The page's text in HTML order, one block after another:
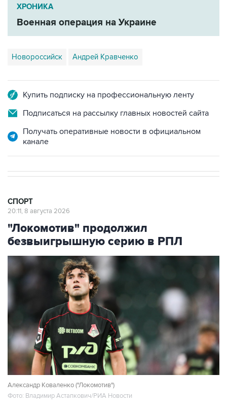
ХРОНИКА
Военная операция на Украине
Новороссийск Андрей Кравченко
Купить подписку на профессиональную ленту
Подписаться на рассылку главных новостей сайта
Получать оперативные новости в официальном
канале
СПОРТ
20:11, 8 августа 2026
"Локомотив" продолжил
безвыигрышную серию в РПЛ
Александр Коваленко ("Локомотив")
Фото: Владимир Астапкович/РИА Новости